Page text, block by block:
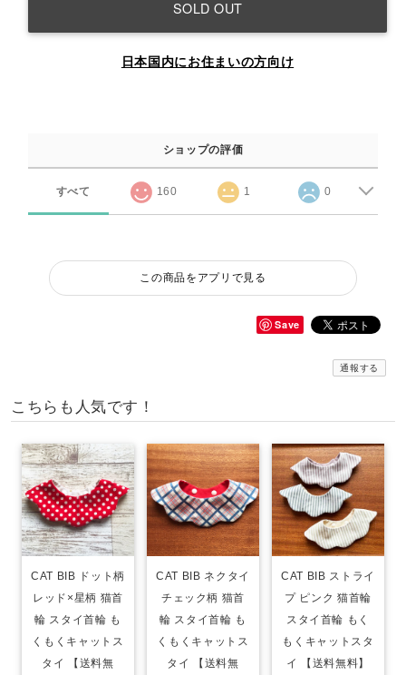
SOLD OUT
日本国内にお住まいの方向け
ショップの評価
すべて 160 1 0
この商品をアプリで見る
Save
通報する
こちらも人気です！
CAT BIB ドット柄
レッド×星柄 猫首
輪 スタイ首輪 も
くもくキャットス
タイ 【送料無
CAT BIB ネクタイ
チェック柄 猫首
輪 スタイ首輪 も
くもくキャットス
タイ 【送料無
CAT BIB ストライ
プ ピンク 猫首輪
スタイ首輪 もく
もくキャットスタ
イ 【送料無料】